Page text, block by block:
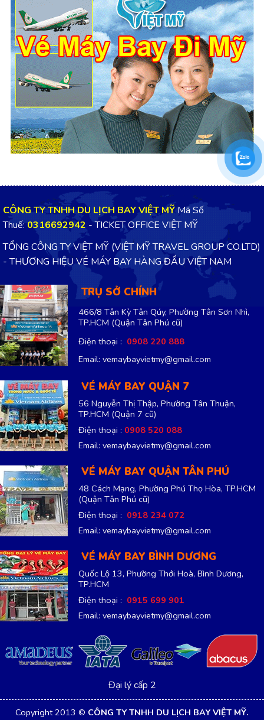
CÔNG TY TNHH DU LỊCH BAY VIỆT MỸMã Số
Thuế:0316692942 - TICKET OFFICE VIỆT MỸ
TỔNG CÔNG TY VIỆT MỸ (VIỆT MỸ TRAVEL GROUP CO.LTD)
- THƯƠNG HIỆU VÉ MÁY BAY HÀNG ĐẦU VIỆT NAM
TRỤ SỞ CHÍNH
466/8 Tân Kỳ Tân Qúy, Phường Tân Sơn Nhì,
TP.HCM (Quận Tân Phú cũ)
Điện thoại : 0908 220 888
Email: vemaybayvietmy@gmail.com
VÉ MÁY BAY QUẬN 7
56 Nguyễn Thị Thập, Phường Tân Thuận,
TP.HCM (Quận 7 cũ)
Điện thoại : 0908 520 088
Email: vemaybayvietmy@gmail.com
VÉ MÁY BAY QUẬN TÂN PHÚ
48 Cách Mạng, Phường Phú Thọ Hòa, TP.HCM
(Quận Tân Phú cũ)
Điện thoại : 0918 234 072
Email: vemaybayvietmy@gmail.com
VÉ MÁY BAY BÌNH DƯƠNG
Quốc Lộ 13, Phường Thới Hoà, Bình Dương,
TP.HCM
Điện thoại : 0915 699 901
Email: vemaybayvietmy@gmail.com
Đại lý cấp 2
Copyright 2013 © CÔNG TY TNHH DU LỊCH BAY VIỆT MỸ.